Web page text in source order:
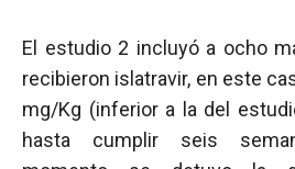
El estudio 2 incluyó a ocho
recibieron islatravir, en este
mg/Kg (inferior a la del
hasta cumplir seis